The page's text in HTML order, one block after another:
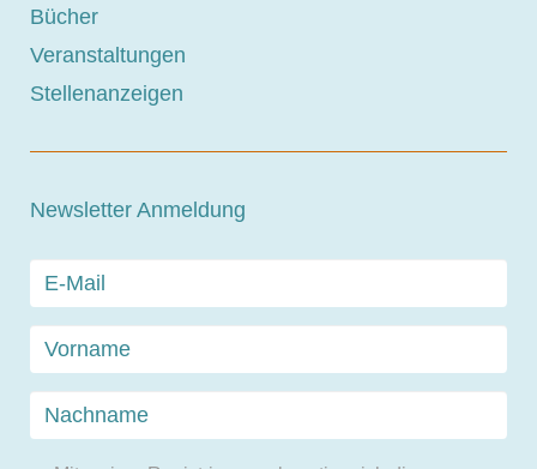
Bücher
Veranstaltungen
Stellenanzeigen
Newsletter Anmeldung